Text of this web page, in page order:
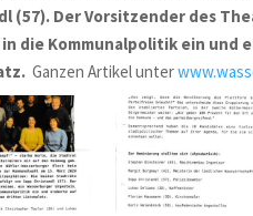
(57). Der Vorsitzender des
in die Kommunalpolitik ein
Ganzen Artikel unter